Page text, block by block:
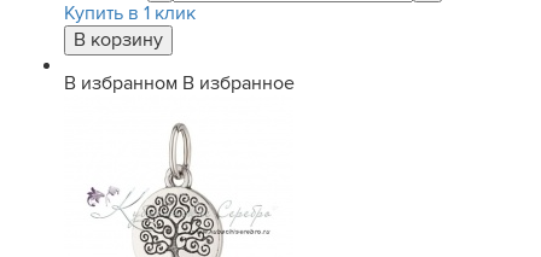
Купить в 1 клик
В избранном В избранное